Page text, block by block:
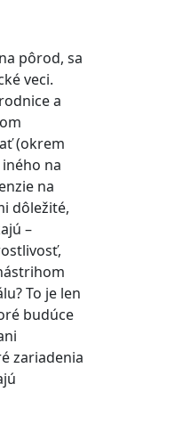
pôrod, sa
veci.
a
(okrem
na
na
dôležité,
–
To je len
budúce
zariadenia